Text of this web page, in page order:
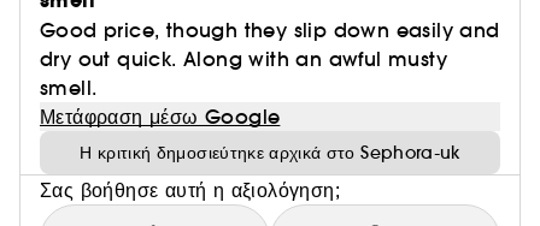
Good price, though they slip down easily and
dry out quick. Along with an awful musty
smell.
Μετάφραση μέσω Google
Η κριτική δημοσιεύτηκε αρχικά στο Sephora-uk
Σας βοήθησε αυτή η αξιολόγηση;